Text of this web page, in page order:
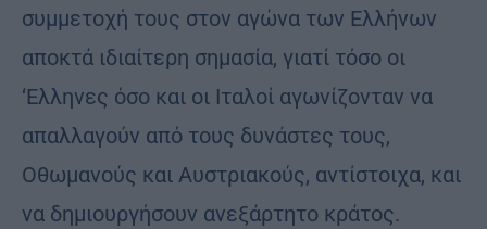
συμμετοχή τους στον αγώνα των Ελλήνων
αποκτά ιδιαίτερη σημασία, γιατί τόσο οι
‘Ελληνες όσο και οι Ιταλοί αγωνίζονταν να
απαλλαγούν από τους δυνάστες τους,
Οθωμανούς και Αυστριακούς, αντίστοιχα, και
να δημιουργήσουν ανεξάρτητο κράτος.